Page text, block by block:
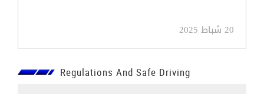
20 شباط 2025
Regulations And Safe Driving